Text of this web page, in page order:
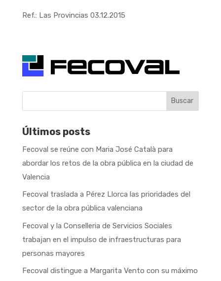
Ref.: Las Provincias 03.12.2015
Buscar
Últimos posts
Fecoval se reúne con Maria José Català para
abordar los retos de la obra pública en la ciudad de
Valencia
Fecoval traslada a Pérez Llorca las prioridades del
sector de la obra pública valenciana
Fecoval y la Conselleria de Servicios Sociales
trabajan en el impulso de infraestructuras para
personas mayores
Fecoval distingue a Margarita Vento con su máximo